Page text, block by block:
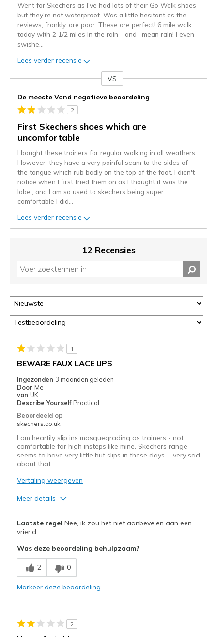
Went for Skechers as I've had lots of their Go Walk shoes
but they're not waterproof. Was a little hesitant as the
reviews, frankly, are poor. These are perfect! 6 mile walk
today with 2 1/2 miles in the rain - and I mean rain! I even
swishe
Lees verder recensie
content
wordt
momenteel
gemigreerd
naar
niejee
page_id.
kunt
de
status
van
je
deze
page
door
<a
href="javascript:location.href=location.pathname;">hier</a>
de
met
migratiegeschiedenis
van
de
page_id
bezoeken.
VS
De meeste Vond negatieve beoordeling
2
First Skechers shoes which are
uncomfortable
I bought these trainers for regular walking in all weathers.
However, they have a very painful seam to the sides of
the tongue which rub badly on the top of the foot. I didn't
notice when I first tried them on as I thought it was the
label, and I am so used to skechers being super
comfortable I did
Lees verder recensie
12 Recensies
1
BEWARE FAUX LACE UPS
Ingezonden 3 maanden geleden
Door Me
van UK
Describe Yourself Practical
Beoordeeld op
skechers.co.uk
I am heartily slip ins masqueqrading as trainers - not
comfortable for high insteps like mine. Skechers range
seems to have very little but slips in these days ... very sad
about that.
Vertaling weergeven
Meer details
Attractive Design
Minpunten
Not full lace ups - slip ins + top 2 laces only
Beste toepassingen
Width
Feels too wide
Sizing
Laatste regel Nee, ik zou het niet aanbevelen aan een
vriend
Was deze beoordeling behulpzaam?
2 0
Markeer deze beoordeling
2